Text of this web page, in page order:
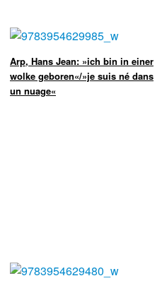
Arp, Hans Jean: »ich bin in einer
wolke geboren«/»je suis né dans
un nuage«